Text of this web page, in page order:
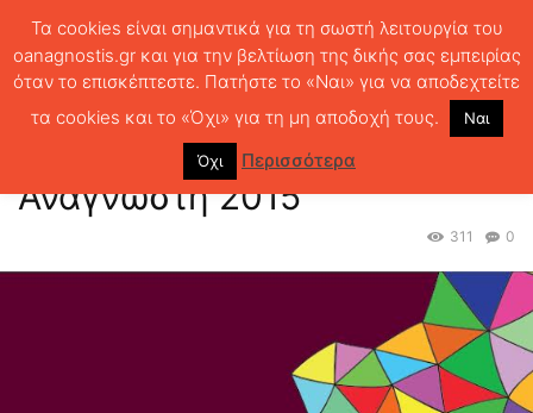
ΕΚΔΗΛΩΣΕΙΣ ΑΝΑΓΝΩΣΤΗ
ΕΚΔΗΛΩΣΕΙΣ ΤΟΥ Α
Λογοτεχνικά Βραβεία του Αναγνώστη 2015
Λογοτεχνικά Βραβεία του
Αναγνώστη 2015
0
311
Τα cookies είναι σημαντικά για τη σωστή λειτουργία του
oanagnostis.gr και για την βελτίωση της δικής σας εμπειρίας
όταν το επισκέπτεστε. Πατήστε το «Ναι» για να αποδεχτείτε
τα cookies και το «Όχι» για τη μη αποδοχή τους.
Ναι
Όχι Περισσότερα